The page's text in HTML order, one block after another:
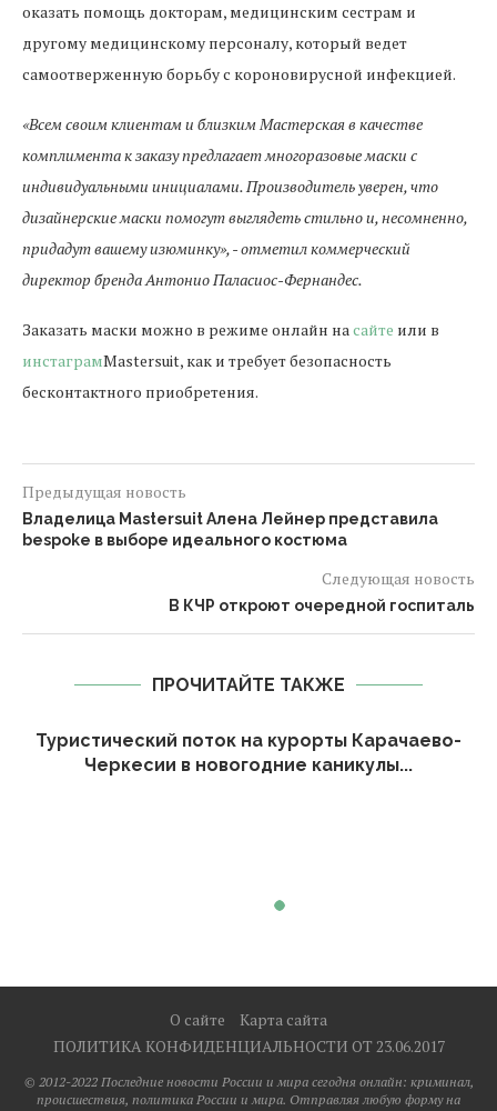
оказать помощь докторам, медицинским сестрам и
другому медицинскому персоналу, который ведет
самоотверженную борьбу с короновирусной инфекцией.
«Всем своим клиентам и близким Мастерская в качестве
комплимента к заказу предлагает многоразовые маски с
индивидуальными инициалами. Производитель уверен, что
дизайнерские маски помогут выглядеть стильно и, несомненно,
придадут вашему изюминку», - отметил коммерческий
директор бренда Антонио Паласиос-Фернандес.
Заказать маски можно в режиме онлайн насайте или в
инстаграмMastersuit, как и требует безопасность
бесконтактного приобретения.
Предыдущая новость
Владелица Mastersuit Алена Лейнер представила
bespoke в выборе идеального костюма
Следующая новость
В КЧР откроют очередной госпиталь
ПРОЧИТАЙТЕ ТАКЖЕ
Туристический поток на курорты Карачаево-
Черкесии в новогодние каникулы...
О сайте
Карта сайта
ПОЛИТИКА КОНФИДЕНЦИАЛЬНОСТИ ОТ 23.06.2017
© 2012-2022 Последние новости России и мира сегодня онлайн: криминал,
происшествия, политика России и мира. Отправляя любую форму на